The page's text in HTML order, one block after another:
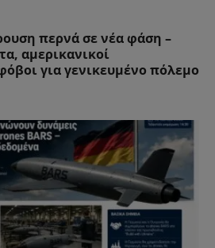
περνά σε νέα φάση –
αμερικανικοί
για γενικευμένο πόλεμο